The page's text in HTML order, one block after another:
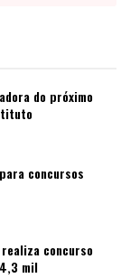
do próximo
concursos
concurso
mil